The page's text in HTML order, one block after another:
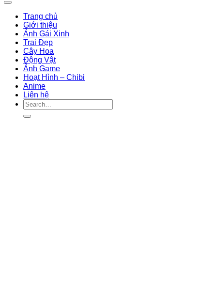
Trang chủ
Giới thiệu
Ảnh Gái Xinh
Trai Đẹp
Cây Hoa
Động Vật
Ảnh Game
Hoạt Hình – Chibi
Anime
Liên hệ